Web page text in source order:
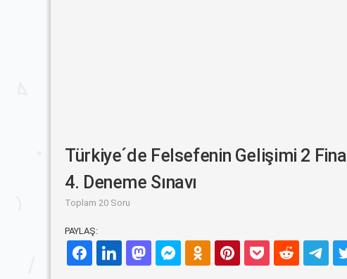
Türkiye´de Felsefenin Gelişimi 2 Final
4. Deneme Sınavı
Toplam 20 Soru
PAYLAŞ: